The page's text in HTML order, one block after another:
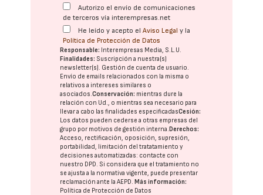
Autorizo el envío de comunicaciones
de terceros vía interempresas.net
He leído y acepto elAviso Legal y la
Política de Protección de Datos
Responsable: Interempresas Media, S.L.U.
Finalidades: Suscripción a nuestra(s)
newsletter(s). Gestión de cuenta de usuario.
Envío de emails relacionados con la misma o
relativos a intereses similares o
asociados.Conservación: mientras dure la
relación con Ud., o mientras sea necesario para
llevar a cabo las finalidades especificadasCesión:
Los datos pueden cederse a otras empresas del
grupo por motivos de gestión interna.Derechos:
Acceso, rectificación, oposición, supresión,
portabilidad, limitación del tratatamiento y
decisiones automatizadas: contacte con
nuestro DPD. Si considera que el tratamiento no
se ajusta a la normativa vigente, puede presentar
reclamación ante laAEPD.Más información:
Política de Protección de Datos